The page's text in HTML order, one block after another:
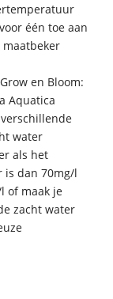
één toe aan
maatbeker
en Bloom:
Aquatica
water
als het
is dan 70mg/l
of maak je
zacht water